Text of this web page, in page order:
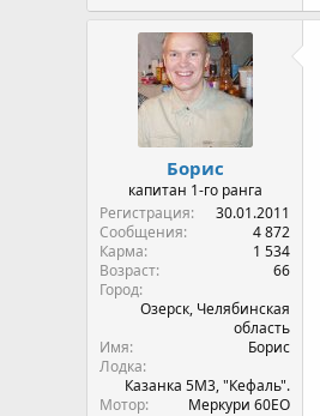
Борис
капитан 1-го ранга
Регистрация
30.01.2011
Сообщения
4 872
Карма
1 534
Возраст
66
Город
Озерск, Челябинская
область
Имя
Борис
Лодка
Казанка 5М3, "Кефаль".
Мотор
Меркури 60ЕО